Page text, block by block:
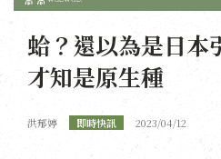
蛤？還以為是日本
才知是原生種
洪郁婷 即時快訊 2023/04/12